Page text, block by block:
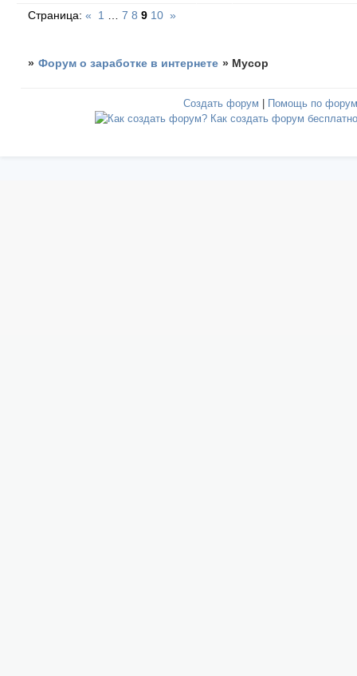
Страница:« 1 … 7 8 9 10 »
» Форум о заработке в интернете » Мусор
Создать форум Помощь по